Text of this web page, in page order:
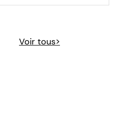
Voir tous>